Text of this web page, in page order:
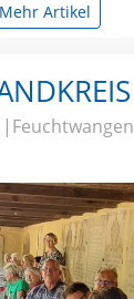
Mehr Artikel
Feuchtwangen